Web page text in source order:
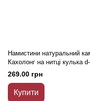
Намистини натуральний
Кахолонг на нитці кулька d-
10мм, L-39 см
269.00 грн
Купити